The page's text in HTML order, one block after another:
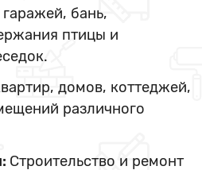
бань,
птицы и
домов, коттеджей,
различного
Строительство и ремонт